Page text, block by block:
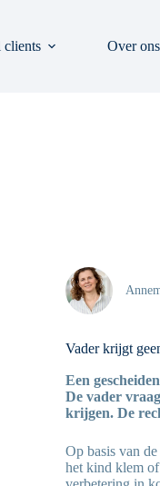
clients Over ons
Vader krijgt
Een
De vader
krijgen. De
Op basis van
het kind klem